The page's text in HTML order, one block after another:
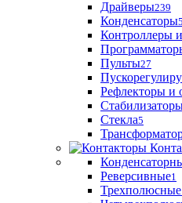
Драйверы239
Конденсаторы5
Контроллеры
Пульты27
Рефлекторы и
Стекла5
Реверсивные1
Трехполюсные